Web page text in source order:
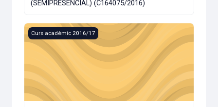
(SEMIPRESENCIAL) (C164075/2016)
- Diploma de Postgrau en Llenguatge Sensorial i Poètica
Curs acadèmic 2016/17